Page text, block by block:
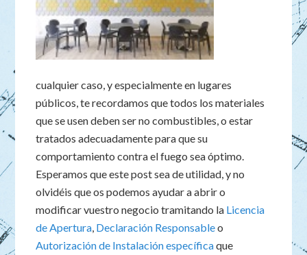
cualquier caso, y especialmente en lugares
públicos, te recordamos que todos los materiales
que se usen deben ser no combustibles, o estar
tratados adecuadamente para que su
comportamiento contra el fuego sea óptimo.
Esperamos que este post sea de utilidad, y no
olvidéis que os podemos ayudar a abrir o
modificar vuestro negocio tramitando la Licencia
de Apertura, Declaración Responsableo
Autorización de Instalación específicaque